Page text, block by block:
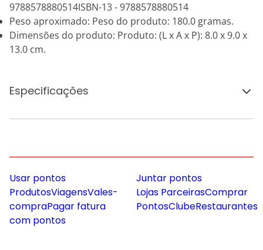
9788578880514ISBN-13 - 9788578880514
Peso aproximado: Peso do produto: 180.0 gramas.
Dimensões do produto: Produto: (L x A x P): 8.0 x 9.0 x
13.0 cm.
Especificações
Usar pontos
ProdutosViagensVales-
compraPagar fatura
com pontos
Juntar pontos
Lojas ParceirasComprar
PontosClubeRestaurantes